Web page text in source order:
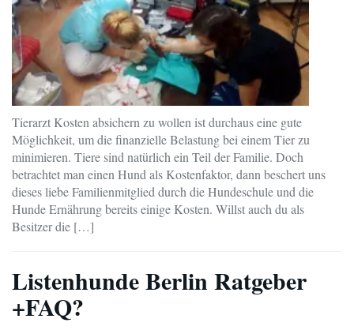
Tierarzt Kosten absichern zu wollen ist durchaus eine gute
Möglichkeit, um die finanzielle Belastung bei einem Tier zu
minimieren. Tiere sind natürlich ein Teil der Familie. Doch
betrachtet man einen Hund als Kostenfaktor, dann beschert uns
dieses liebe Familienmitglied durch die Hundeschule und die
Hunde Ernährung bereits einige Kosten. Willst auch du als
Besitzer die […]
Listenhunde Berlin Ratgeber
+FAQ?